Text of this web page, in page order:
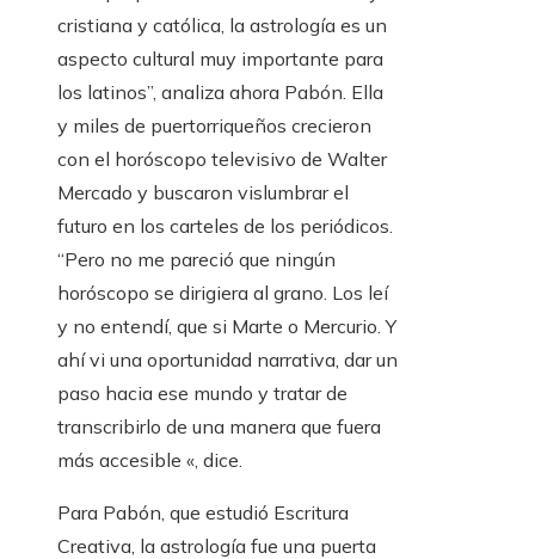
cristiana y católica, la astrología es un
aspecto cultural muy importante para
los latinos”, analiza ahora Pabón. Ella
y miles de puertorriqueños crecieron
con el horóscopo televisivo de Walter
Mercado y buscaron vislumbrar el
futuro en los carteles de los periódicos.
“Pero no me pareció que ningún
horóscopo se dirigiera al grano. Los leí
y no entendí, que si Marte o Mercurio. Y
ahí vi una oportunidad narrativa, dar un
paso hacia ese mundo y tratar de
transcribirlo de una manera que fuera
más accesible «, dice.
Para Pabón, que estudió Escritura
Creativa, la astrología fue una puerta